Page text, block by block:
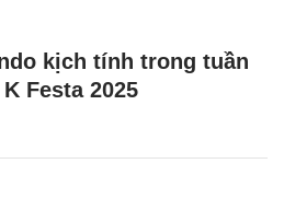
kịch tính trong tuần
Festa 2025